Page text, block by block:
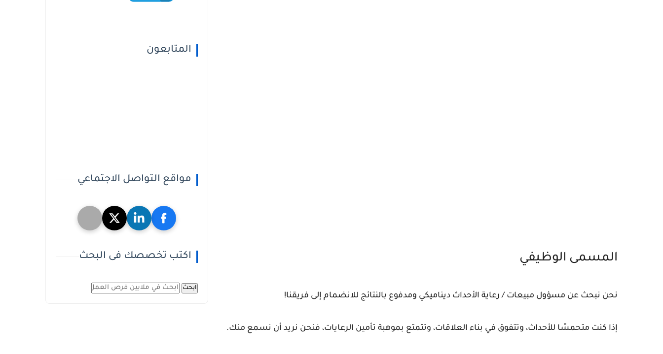
المسمى الوظيفي
نحن نبحث عن مسؤول مبيعات / رعاية الأحداث ديناميكي ومدفوع بالنتائج للانضمام إلى فريقنا!
إذا كنت متحمسًا للأحداث، وتتفوق في بناء العلاقات، وتتمتع بموهبة تأمين الرعايات، فنحن نريد أن نسمع منك.
المتابعون
مواقع التواصل الاجتماعي
اكتب تخصصك فى البحث
ابحث